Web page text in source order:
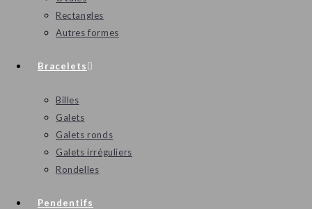
Rectangles
Autres formes
Bracelets
Billes
Galets
Galets ronds
Galets irréguliers
Rondelles
Pendentifs